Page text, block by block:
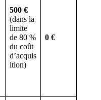
500 €
(dans la
limite
de 80 %
du coût
d’acquis
ition)
0 €